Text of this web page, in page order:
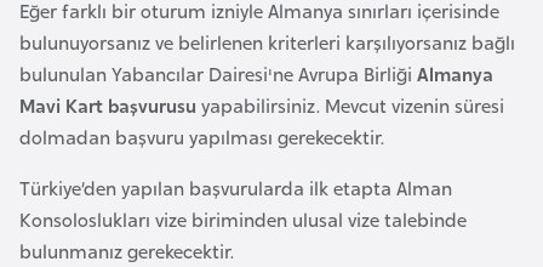
Eğer farklı bir oturum izniyle Almanya sınırları içerisinde
bulunuyorsanız ve belirlenen kriterleri karşılıyorsanız bağlı
bulunulan Yabancılar Dairesi'ne Avrupa Birliği Almanya
Mavi Kart başvurusu yapabilirsiniz. Mevcut vizenin süresi
dolmadan başvuru yapılması gerekecektir.
Türkiye’den yapılan başvurularda ilk etapta Alman
Konsoloslukları vize biriminden ulusal vize talebinde
bulunmanız gerekecektir.
F
a
s
o
Ç
a
d